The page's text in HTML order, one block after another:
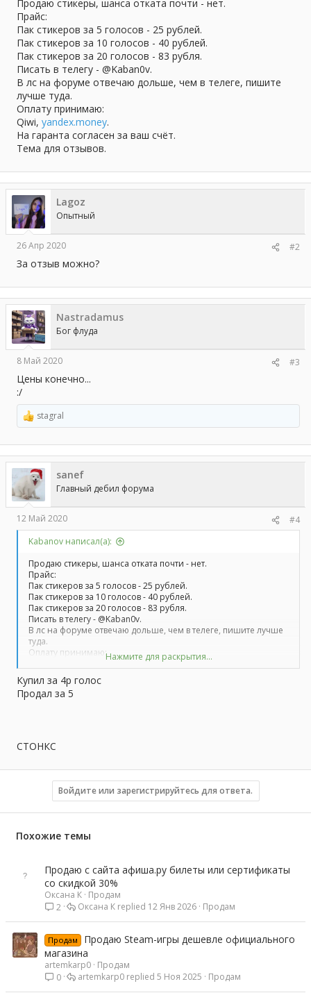
Продаю стикеры, шанса отката почти - нет.
Прайс:
Пак стикеров за 5 голосов - 25 рублей.
Пак стикеров за 10 голосов - 40 рублей.
Пак стикеров за 20 голосов - 83 рубля.
Писать в телегу - @Kaban0v.
В лс на форуме отвечаю дольше, чем в телеге, пишите
лучше туда.
Оплату принимаю:
Qiwi, yandex.money.
На гаранта согласен за ваш счёт.
Тема для отзывов.
Lagoz
Опытный
26 Апр 2020 #2
За отзыв можно?
Nastradamus
Бог флуда
8 Май 2020 #3
Цены конечно...
:/
Р
е
а
к
ц
и
и
:
stagral
sanef
Главный дебил форума
12 Май 2020
#4
Kabanov написал(а):
Продаю стикеры, шанса отката почти - нет.
Прайс:
Пак стикеров за 5 голосов - 25 рублей.
Пак стикеров за 10 голосов - 40 рублей.
Пак стикеров за 20 голосов - 83 рубля.
Писать в телегу - @Kaban0v.
В лс на форуме отвечаю дольше, чем в телеге, пишите лучше
туда.
Оплату принимаю:
yandex.money
На гаранта согласен за ваш счёт.
Тема для отзывов.
Нажмите для раскрытия...
Купил за 4р голос
Продал за 5
СТОНКС
Войдите или зарегистрируйтесь для ответа.
Похожие темы
Продаю с сайта афиша.ру билеты или сертификаты
со скидкой 30%
Оксана К Продам
2
Продам
12 Янв 2026
Оксана К
Продам
Продаю Steam-игры дешевле официального
магазина
artemkarp0 Продам
0
Продам
5 Ноя 2025
artemkarp0